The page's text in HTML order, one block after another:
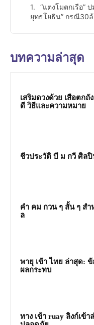
“แตงโมตกเรือ”
ยุทธโยธิน” กรณี30
บทความล่าสุด
เสริมดวงด้วย เสือตกถั
ดี วิธีและความหมาย
ชีวประวัติ บี ม กวี ศิล
คํา คม กวน ๆ สั้น ๆ สำ
ล
พายุ เข้า ไทย ล่าสุด:
ผลกระทบ
ทาง เข้า ruay ลิงก์เข้า